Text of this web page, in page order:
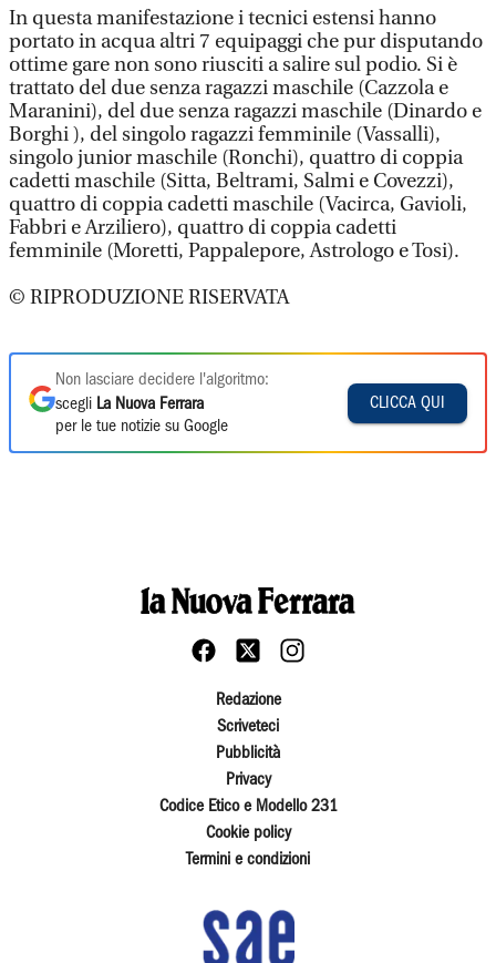
In questa manifestazione i tecnici estensi hanno
portato in acqua altri 7 equipaggi che pur disputando
ottime gare non sono riusciti a salire sul podio. Si è
trattato del due senza ragazzi maschile (Cazzola e
Maranini), del due senza ragazzi maschile (Dinardo e
Borghi ), del singolo ragazzi femminile (Vassalli),
singolo junior maschile (Ronchi), quattro di coppia
cadetti maschile (Sitta, Beltrami, Salmi e Covezzi),
quattro di coppia cadetti maschile (Vacirca, Gavioli,
Fabbri e Arziliero), quattro di coppia cadetti
femminile (Moretti, Pappalepore, Astrologo e Tosi).
© RIPRODUZIONE RISERVATA
Non lasciare decidere l'algoritmo:
scegli La Nuova Ferrara
per le tue notizie su Google
CLICCA QUI
Redazione
Scriveteci
Pubblicità
Privacy
Codice Etico e Modello 231
Cookie policy
Termini e condizioni